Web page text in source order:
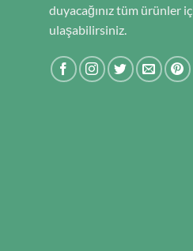
duyacağınız tüm ürünler
ulaşabilirsiniz.